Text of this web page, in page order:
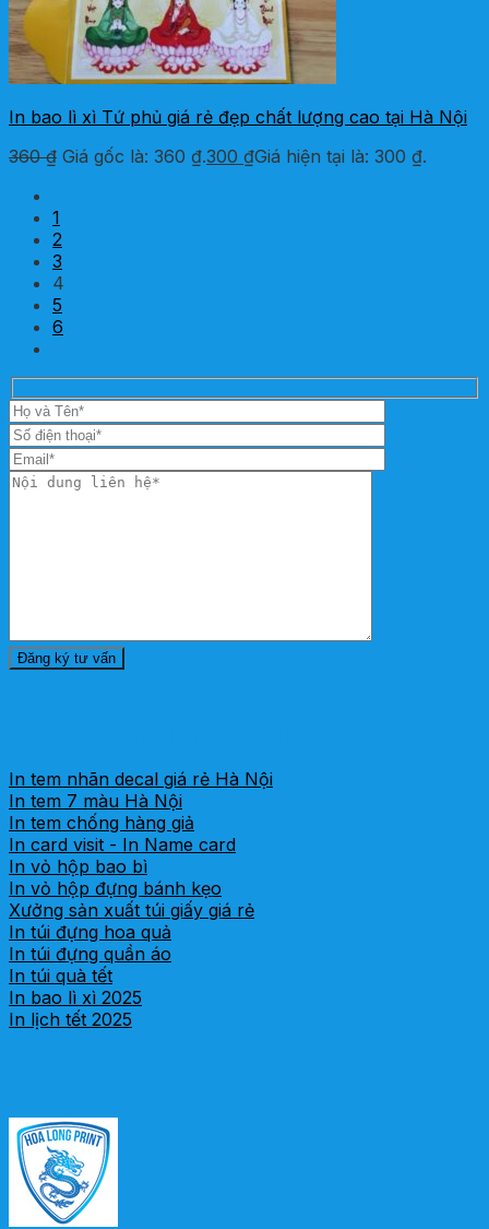
In bao lì xì Tứ phủ giá rẻ đẹp chất lượng cao tại Hà Nội
360₫ Giá gốc là: 360 ₫.300 ₫Giá hiện tại là: 300 ₫.
1
2
3
4
5
6
In tem nhãn decal giá rẻ Hà Nội
In tem 7 màu Hà Nội
In tem chống hàng giả
In card visit - In Name card
In vỏ hộp bao bì
In vỏ hộp đựng bánh kẹo
Xưởng sản xuất túi giấy giá rẻ
In túi đựng hoa quả
In túi đựng quần áo
In túi quà tết
In bao lì xì 2025
In lịch tết 2025